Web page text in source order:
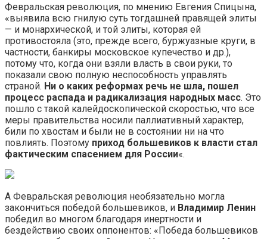
Февральская революция, по мнению Евгения Спицына,
«выявила всю гнилую суть тогдашней правящей элиты
— и монархической, и той элиты, которая ей
противостояла (это, прежде всего, буржуазные круги, в
частности, банкиры московское купечество и др.),
потому что, когда они взяли власть в свои руки, то
показали свою полную неспособность управлять
страной. Ни о каких реформах речь не шла, пошел
процесс распада и радикализация народных масс. Это
пошло с такой калейдоскопической скоростью, что все
меры правительства носили паллиативный характер,
били по хвостам и были не в состоянии ни на что
повлиять. Поэтому приход большевиков к власти стал
фактическим спасением для России«.
А Февральская революция необязательно могла
закончиться победой большевиков, и Владимир Ленин
победил во многом благодаря инертности и
бездействию своих оппонентов: «Победа большевиков